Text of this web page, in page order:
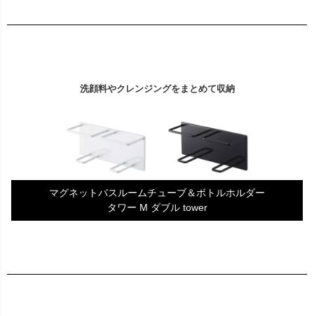
洗顔料やクレンジングをまとめて収納
マグネットバスルームチューブ＆ボトルホルダー
タワー M ダブル tower